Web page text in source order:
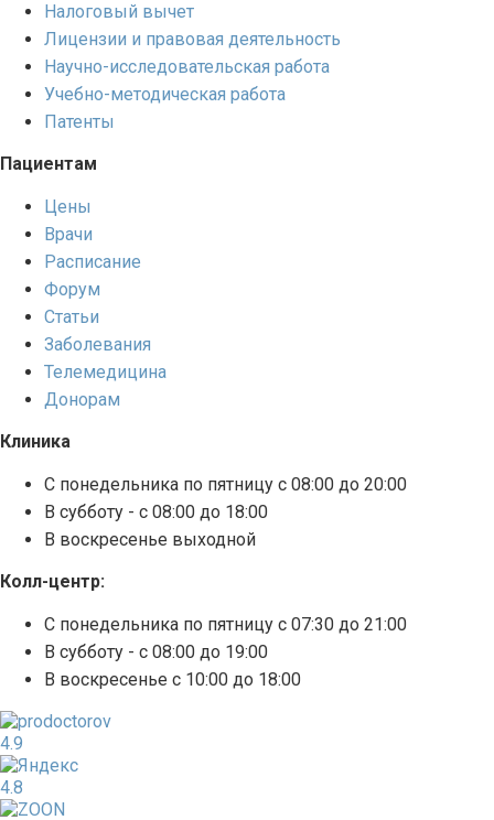
Налоговый вычет
Лицензии и правовая деятельность
Научно-исследовательская работа
Учебно-методическая работа
Патенты
Пациентам
Цены
Врачи
Расписание
Форум
Статьи
Заболевания
Телемедицина
Донорам
Клиника
С понедельника по пятницу с 08:00 до 20:00
В субботу - с 08:00 до 18:00
В воскресенье выходной
Колл-центр:
С понедельника по пятницу с 07:30 до 21:00
В субботу - с 08:00 до 19:00
В воскресенье с 10:00 до 18:00
4.9
4.8